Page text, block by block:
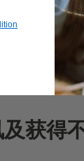
获得